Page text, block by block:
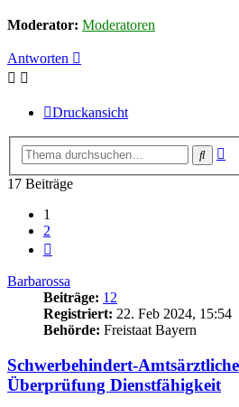
Moderator: Moderatoren
Antworten
Druckansicht
Suche
17 Beiträge
1
2
Barbarossa
Beiträge: 12
Registriert: 22. Feb 2024, 15:54
Behörde: Freistaat Bayern
Schwerbehindert-
Überprüfung Dienstfähigkeit